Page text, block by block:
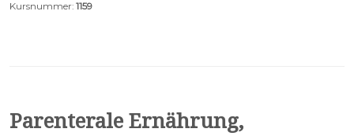
Kursnummer: 1159
Parenterale Ernährung,